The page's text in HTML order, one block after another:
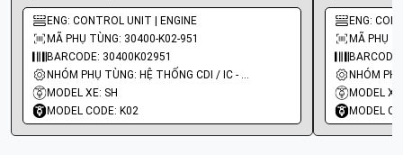
ENG: CONTROL UNIT | ENGINE
MÃ PHỤ TÙNG: 30400-K02-951
BARCODE: 30400K02951
NHÓM PHỤ TÙNG: HỆ THỐNG CDI / IC - MOBIN SƯỜN
MODEL XE: SH
MODEL CODE: K02
ENG:
MÃ PHỤ
MODEL
MODEL